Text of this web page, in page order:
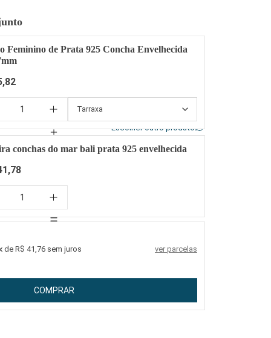
Feminino de Prata 925 Concha Envelhecida
Tarraxa
conchas do mar bali prata 925 envelhecida
Escolher outro produto
de R$ 41,76 sem juros
ver parcelas
COMPRAR